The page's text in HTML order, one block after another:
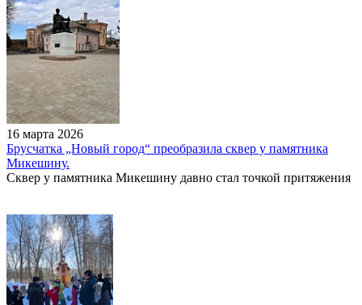
16 марта 2026
Брусчатка „Новый город“ преобразила сквер у памятника
Микешину.
Сквер у памятника Микешину давно стал точкой притяжения